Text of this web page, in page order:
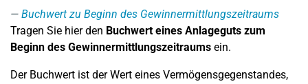
Buchwert zu Beginn des Gewinnermittlungszeitraums
Tragen Sie hier den Buchwert eines Anlageguts zum
Beginn des Gewinnermittlungszeitraums ein.
Der Buchwert ist der Wert eines Vermögensgegenstandes,